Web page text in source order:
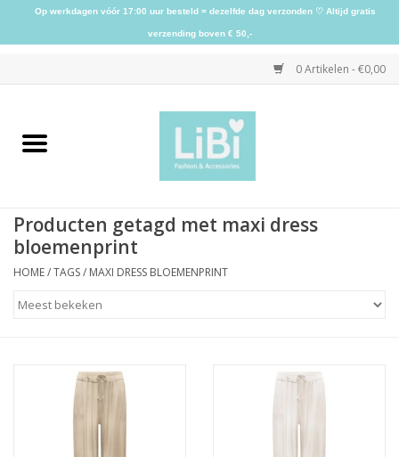
0 Artikelen - €0,00
Home
Kleding
Accessoires
Producten getagd met maxi dress
bloemenprint
HOME/TAGS/ MAXI DRESS BLOEMENPRINT
Op werkdagen vóór 17:00 uur besteld = dezelfde dag verzonden ♡ Altijd gratis
verzending boven € 50,-